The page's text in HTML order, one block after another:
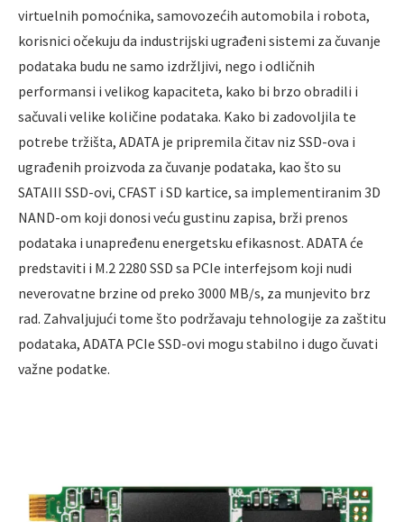
virtuelnih pomoćnika, samovozećih automobila i robota,
korisnici očekuju da industrijski ugrađeni sistemi za čuvanje
podataka budu ne samo izdržljivi, nego i odličnih
performansi i velikog kapaciteta, kako bi brzo obradili i
sačuvali velike količine podataka. Kako bi zadovoljila te
potrebe tržišta, ADATA je pripremila čitav niz SSD-ova i
ugrađenih proizvoda za čuvanje podataka, kao što su
SATAIII SSD-ovi, CFAST i SD kartice, sa implementiranim 3D
NAND-om koji donosi veću gustinu zapisa, brži prenos
podataka i unapređenu energetsku efikasnost. ADATA će
predstaviti i M.2 2280 SSD sa PCIe interfejsom koji nudi
neverovatne brzine od preko 3000 MB/s, za munjevito brz
rad. Zahvaljujući tome što podržavaju tehnologije za zaštitu
podataka, ADATA PCIe SSD-ovi mogu stabilno i dugo čuvati
važne podatke.